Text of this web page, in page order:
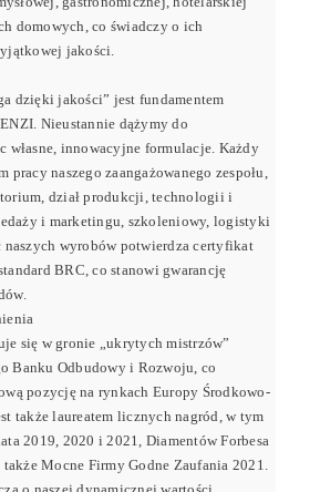
domowych, co świadczy o ich
jakości.
dzięki jakości” jest fundamentem
Nieustannie dążymy do
własne, innowacyjne formulacje. Każdy
naszego zaangażowanego zespołu,
dział produkcji, technologii i
i marketingu, szkoleniowy, logistyki
naszych wyrobów potwierdza certyfikat
BRC, co stanowi gwarancję
się w gronie „ukrytych mistrzów”
Banku Odbudowy i Rozwoju, co
pozycję na rynkach Europy Środkowo-
także laureatem licznych nagród, w tym
2019, 2020 i 2021, Diamentów Forbesa
Mocne Firmy Godne Zaufania 2021.